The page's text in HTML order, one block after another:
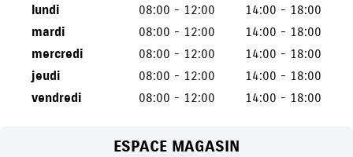
lundi 08:00 - 12:00
14:00 - 18:00
mardi
08:00 - 12:00
14:00 - 18:00
mercredi
08:00 - 12:00
14:00 - 18:00
jeudi
08:00 - 12:00
14:00 - 18:00
vendredi
08:00 - 12:00 14:00 - 18:00
ESPACE MAGASIN